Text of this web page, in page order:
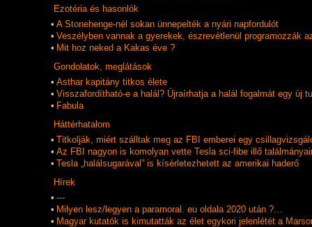
Ezotéria és hasonlók
• A Stonehenge-nél sokan ünnepelték a nyári napfordulót
• Veszélyben vannak a gyerekek, észrevétlenül programozzák
• Mit hoz neked a Kakas éve ?
Gondolatok, meglátások
• Asthar kapitány titkos élete
• Visszafordítható-e a halál? Újraírhatja a halál fogalmát egy új
• Fabula
Háttérhatalom
• Titkolják, miért szálltak meg az FBI emberei egy
• Az FBI nagyon is komolyan vette Tesla sci-fibe illő
• Tesla „halálsugarával” is kísérletezhetett az amerikai haderő
Hí­rek
• ---
• Milyen lesz/legyen a paramoral. eu oldala 2020 után ?...
• Magyar kutatók is kimutatták az élet egykori jelenlétét a